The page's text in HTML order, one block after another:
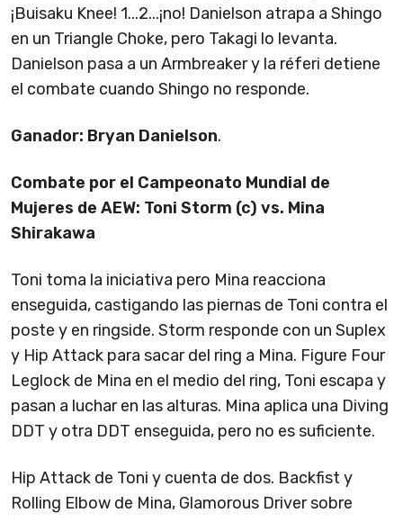
¡Buisaku Knee! 1...2...¡no! Danielson atrapa a Shingo
en un Triangle Choke, pero Takagi lo levanta.
Danielson pasa a un Armbreaker y la réferi detiene
el combate cuando Shingo no responde.
Ganador: Bryan Danielson.
Combate por el Campeonato Mundial de
Mujeres de AEW: Toni Storm (c) vs. Mina
Shirakawa
Toni toma la iniciativa pero Mina reacciona
enseguida, castigando las piernas de Toni contra el
poste y en ringside. Storm responde con un Suplex
y Hip Attack para sacar del ring a Mina. Figure Four
Leglock de Mina en el medio del ring, Toni escapa y
pasan a luchar en las alturas. Mina aplica una Diving
DDT y otra DDT enseguida, pero no es suficiente.
Hip Attack de Toni y cuenta de dos. Backfist y
Rolling Elbow de Mina, Glamorous Driver sobre